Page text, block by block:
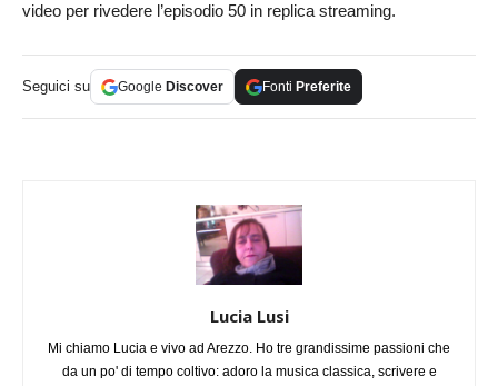
video per rivedere l’episodio 50 in replica streaming.
Seguici su Google Discover Fonti Preferite
Lucia Lusi
Mi chiamo Lucia e vivo ad Arezzo. Ho tre grandissime passioni che
da un po' di tempo coltivo: adoro la musica classica, scrivere e